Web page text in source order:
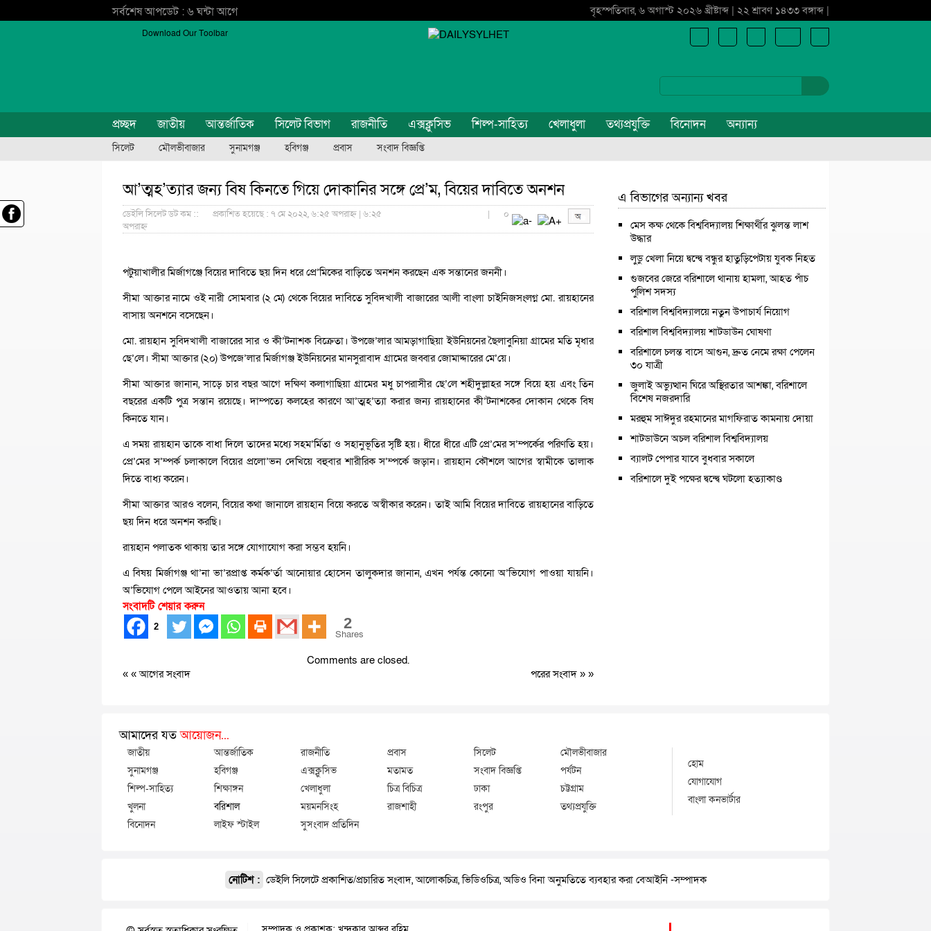
সর্বশেষ আপডেট : ৬ ঘন্টা আগে বৃহস্পতিবার, ৬ অগাস্ট ২০২৬ খ্রীষ্টাব্দ | ২২ শ্রাবণ ১৪৩৩ বঙ্গাব্দ |
Download Our Toolbar
প্রচ্ছদ জাতীয় আন্তর্জাতিক সিলেট বিভাগ রাজনীতি এক্সক্লুসিভ শিল্প-সাহিত্য খেলাধুলা তথ্যপ্রযুক্তি বিনোদন অন্যান্য
সিলেট মৌলভীবাজার সুনামগঞ্জ হবিগঞ্জ প্রবাস সংবাদ বিজ্ঞপ্তি
আ’ত্মহ’ত্যার জন্য বিষ কিনতে গিয়ে দোকানির সঙ্গে প্রে’ম, বিয়ের দাবিতে অনশন
ডেইলি সিলেট ডট কম ::
প্রকাশিত হয়েছে : ৭ মে ২০২২, ৬:২৫ অপরাহ্ন | ৬:২৫
অপরাহ্ন
| ০
পটুয়াখালীর মির্জাগঞ্জে বিয়ের দাবিতে ছয় দিন ধরে প্রে’মিকের বাড়িতে অনশন করছেন এক সন্তানের জননী।
সীমা আক্তার নামে ওই নারী সোমবার (২ মে) থেকে বিয়ের দাবিতে সুবিদখালী বাজারের আলী বাংলা চাইনিজসংলগ্ন মো. রায়হানের
বাসায় অনশনে বসেছেন।
মো. রায়হান সুবিদখালী বাজারের সার ও কী’টনাশক বিক্রেতা। উপজে’লার আমড়াগাছিয়া ইউনিয়নের ছৈলাবুনিয়া গ্রামের মতি মৃধার
ছে’লে। সীমা আক্তার (২০) উপজে’লার মির্জাগঞ্জ ইউনিয়নের মানসুরাবাদ গ্রামের জব্বার জোমাদ্দারের মে’য়ে।
সীমা আক্তার জানান, সাড়ে চার বছর আগে দক্ষিণ কলাগাছিয়া গ্রামের মধু চাপরাসীর ছে’লে শহীদুল্লাহর সঙ্গে বিয়ে হয় এবং তিন
বছরের একটি পুত্র সন্তান রয়েছে। দাম্পত্যে কলহের কারণে আ’ত্মহ’ত্যা করার জন্য রায়হানের কী’টনাশকের দোকান থেকে বিষ
কিনতে যান।
এ সময় রায়হান তাকে বাধা দিলে তাদের মধ্যে সহম’র্মিতা ও সহানুভূতির সৃষ্টি হয়। ধীরে ধীরে এটি প্রে’মের স’ম্পর্কের পরিণতি হয়।
প্রে’মের স’ম্পর্ক চলাকালে বিয়ের প্রলো’ভন দেখিয়ে বহুবার শারীরিক স’ম্পর্কে জড়ান। রায়হান কৌশলে আগের স্বামীকে তালাক
দিতে বাধ্য করেন।
সীমা আক্তার আরও বলেন, বিয়ের কথা জানালে রায়হান বিয়ে করতে অস্বীকার করেন। তাই আমি বিয়ের দাবিতে রায়হানের বাড়িতে
ছয় দিন ধরে অনশন করছি।
রায়হান পলাতক থাকায় তার সঙ্গে যোগাযোগ করা সম্ভব হয়নি।
এ বিষয় মির্জাগঞ্জ থা’না ভা’রপ্রাপ্ত কর্মক’র্তা আনোয়ার হোসেন তালুকদার জানান, এখন পর্যন্ত কোনো অ’ভিযোগ পাওয়া যায়নি।
অ’ভিযোগ পেলে আইনের আওতায় আনা হবে।
সংবাদটি শেয়ার করুন
2 2
Shares
Comments are closed.
« «আগের সংবাদ পরের সংবাদ » »
এ বিভাগের অন্যান্য খবর
মেস কক্ষ থেকে বিশ্ববিদ্যালয় শিক্ষার্থীর ঝুলন্ত লাশ
উদ্ধার
লুডু খেলা নিয়ে দ্বন্দ্বে বন্ধুর হাতুড়িপেটায় যুবক নিহত
গুজবের জেরে বরিশালে থানায় হামলা, আহত পাঁচ
পুলিশ সদস্য
বরিশাল বিশ্ববিদ্যালয়ে নতুন উপাচার্য নিয়োগ
বরিশাল বিশ্ববিদ্যালয় শাটডাউন ঘোষণা
বরিশালে চলন্ত বাসে আগুন, দ্রুত নেমে রক্ষা পেলেন
৩০ যাত্রী
জুলাই অভ্যুত্থান ঘিরে অস্থিরতার আশঙ্কা, বরিশালে
বিশেষ নজরদারি
মরহুম সাঈদুর রহমানের মাগফিরাত কামনায় দোয়া
শাটডাউনে অচল বরিশাল বিশ্ববিদ্যালয়
ব্যালট পেপার যাবে বুধবার সকালে
বরিশালে দুই পক্ষের দ্বন্দ্বে ঘটলো হত্যাকাণ্ড
আমাদের যতআয়োজন...
জাতীয় আন্তর্জাতিক রাজনীতি প্রবাস সিলেট
মৌলভীবাজার
সুনামগঞ্জ
হবিগঞ্জ এক্সক্লুসিভ মতামত সংবাদ বিজ্ঞপ্তি
পর্যটন
শিল্প-সাহিত্য
শিক্ষাঙ্গন খেলাধুলা চিত্র বিচিত্র ঢাকা
চট্টগ্রাম
খুলনা
বরিশাল ময়মনসিংহ রাজশাহী রংপুর
তথ্যপ্রযুক্তি
বিনোদন
লাইফ স্টাইল সুসংবাদ প্রতিদিন
হোম
যোগাযোগ
বাংলা কনভার্টার
নোটিশ : ডেইলি সিলেটে প্রকাশিত/প্রচারিত সংবাদ, আলোকচিত্র, ভিডিওচিত্র, অডিও বিনা অনুমতিতে ব্যবহার করা বেআইনি -সম্পাদক